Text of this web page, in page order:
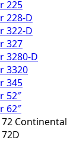
225
228-D
322-D
327
3280-D
3320
345
52″
62″
Continental